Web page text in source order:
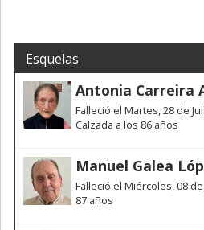
Esquelas
Antonia Carreira
Falleció el Martes, 28 de
Calzada a los 86 años
Manuel Galea
Falleció el Miércoles, 08
87 años